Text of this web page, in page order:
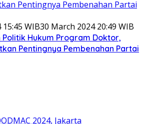
WIB30 March 2024 20:49 WIB
Politik Hukum Program Doktor,
Pentingnya Pembenahan Partai